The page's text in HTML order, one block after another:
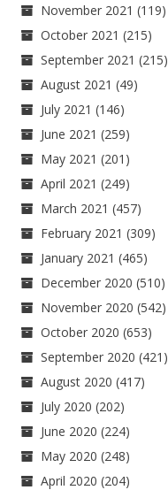
November 2021 (119)
October 2021 (215)
September 2021 (215)
August 2021 (49)
July 2021 (146)
June 2021 (259)
May 2021 (201)
April 2021 (249)
March 2021 (457)
February 2021 (309)
January 2021 (465)
December 2020 (510)
November 2020 (542)
October 2020 (653)
September 2020 (421)
August 2020 (417)
July 2020 (202)
June 2020 (224)
May 2020 (248)
April 2020 (204)